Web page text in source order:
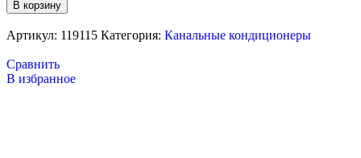
В корзину
Артикул: 119115 Категория: Канальные кондиционеры
Сравнить
В избранное